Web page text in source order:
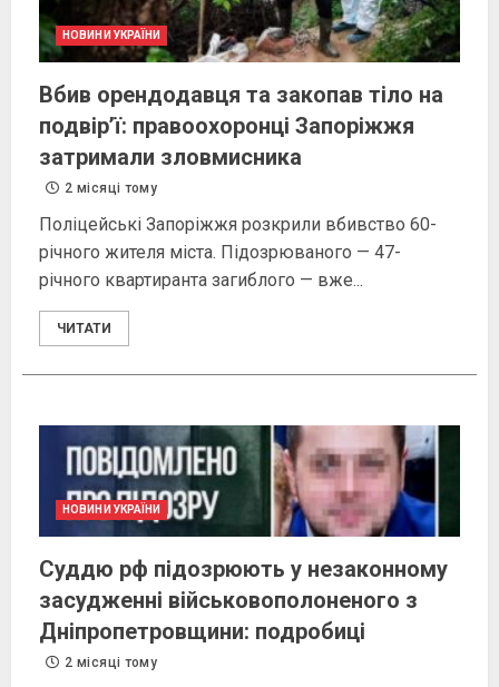
НОВИНИ УКРАЇНИ
Вбив орендодавця та закопав тіло на
подвір’ї: правоохоронці Запоріжжя
затримали зловмисника
2 місяці тому
Поліцейські Запоріжжя розкрили вбивство 60-
річного жителя міста. Підозрюваного — 47-
річного квартиранта загиблого — вже...
ЧИТАТИ
НОВИНИ УКРАЇНИ
Суддю рф підозрюють у незаконному
засудженні військовополоненого з
Дніпропетровщини: подробиці
2 місяці тому